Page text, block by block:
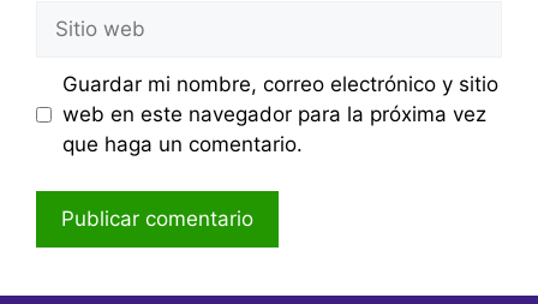
Sitio
web
Guardar mi nombre, correo electrónico y sitio
web en este navegador para la próxima vez
que haga un comentario.